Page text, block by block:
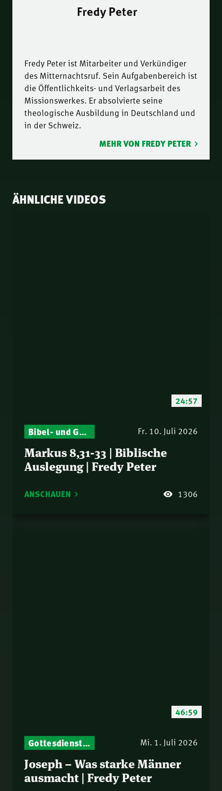
Fredy Peter
Fredy Peter ist Mitarbeiter und Verkündiger
des Mitternachtsruf. Sein Aufgabenbereich ist
die Öffentlichkeits- und Verlagsarbeit des
Missionswerkes. Er absolvierte seine
theologische Ausbildung in Deutschland und
in der Schweiz.
MEHR VON FREDY PETER
ÄHNLICHE VIDEOS
24:57
Bibel- und Gebetsstunde – Jeden Donnerstag neu: Vers-für-Vers-Auslegungen Fr. 10. Juli 2026
Markus 8,31-33 | Biblische
Auslegung | Fredy Peter
ANSCHAUEN 1306
46:59
Gottesdienst-Botschaften – Jeden Sonntag neu: Aktuelle Predigten vom Mitternachtsruf Mi. 1. Juli 2026
Joseph – Was starke Männer
ausmacht | Fredy Peter